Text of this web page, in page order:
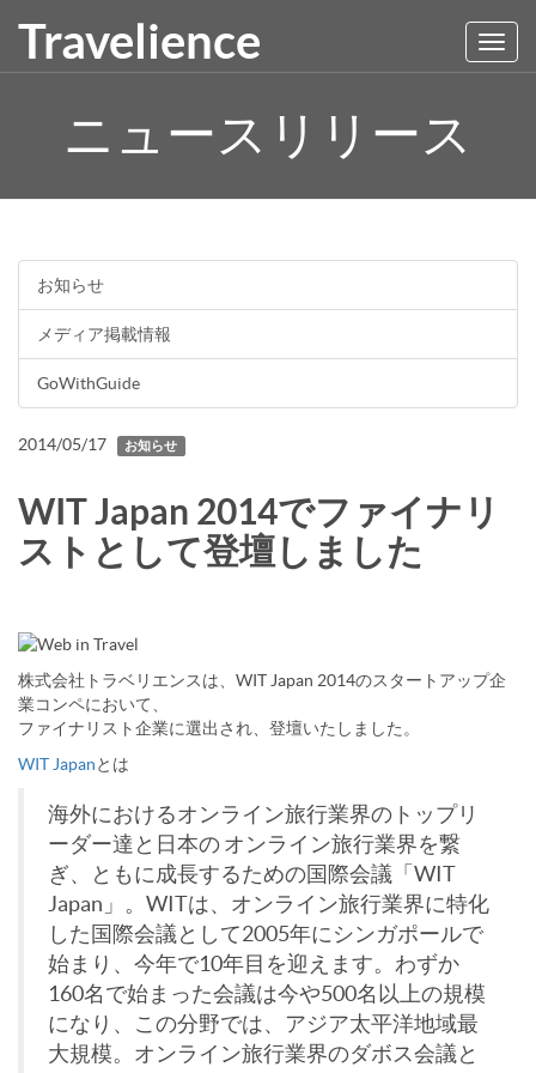
Travelience
ニュースリリース
お知らせ
メディア掲載情報
GoWithGuide
2014/05/17 お知らせ
WIT Japan 2014でファイナリ
ストとして登壇しました
株式会社トラベリエンスは、WIT Japan 2014のスタートアップ企
業コンペにおいて、
ファイナリスト企業に選出され、登壇いたしました。
WIT Japanとは
海外におけるオンライン旅行業界のトップリ
ーダー達と日本の オンライン旅行業界を繋
ぎ、ともに成長するための国際会議「WIT
Japan」。WITは、オンライン旅行業界に特化
した国際会議として2005年にシンガポールで
始まり、今年で10年目を迎えます。わずか
160名で始まった会議は今や500名以上の規模
になり、この分野では、アジア太平洋地域最
大規模。オンライン旅行業界のダボス会議と